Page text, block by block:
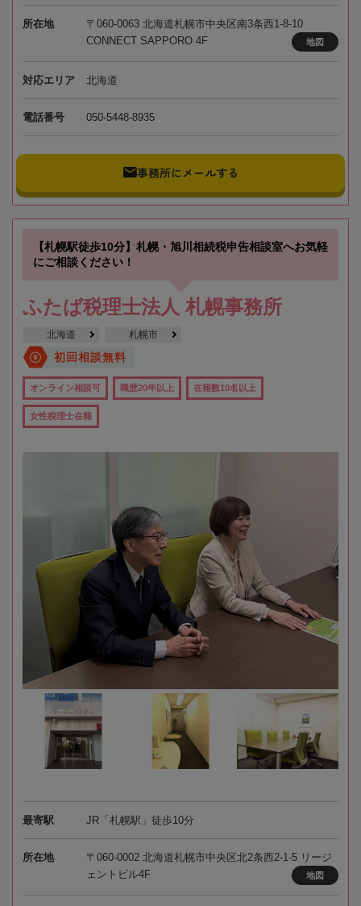
所在地
〒060-0063 北海道札幌市中央区南3条西1-8-10
CONNECT SAPPORO 4F
地図
対応エリア 北海道
電話番号 050-5448-8935
事務所にメールする
【札幌駅徒歩10分】札幌・旭川相続税申告相談室へお気軽
にご相談ください！
ふたば税理士法人 札幌事務所
北海道 札幌市
初回相談無料
オンライン相談可 職歴20年以上 在籍数10名以上
女性税理士在籍
最寄駅 JR「札幌駅」徒歩10分
所在地
〒060-0002 北海道札幌市中央区北2条西2-1-5 リージ
ェントビル4F
地図